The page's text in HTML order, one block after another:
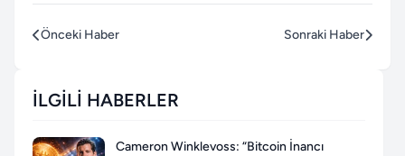
Önceki Haber Sonraki Haber
İLGILI HABERLER
Cameron Winklevoss: “Bitcoin İnancı